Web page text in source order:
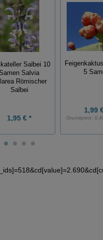
Salbei 10
Samen Salvia
Römischer
Salbei
1,95 € *
5
1,99
Grundpreis: